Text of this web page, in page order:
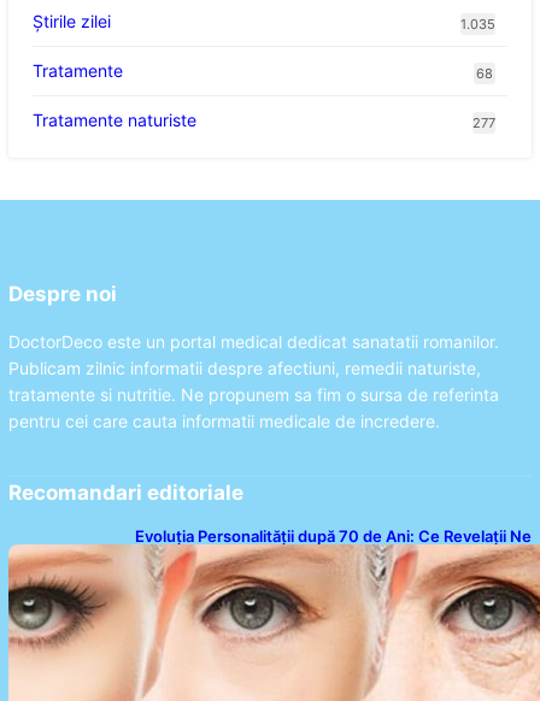
Știrile zilei 1.035
Tratamente 68
Tratamente naturiste 277
Despre noi
DoctorDeco este un portal medical dedicat sanatatii romanilor.
Publicam zilnic informatii despre afectiuni, remedii naturiste,
tratamente si nutritie. Ne propunem sa fim o sursa de referinta
pentru cei care cauta informatii medicale de incredere.
Recomandari editoriale
Evoluția Personalității după 70 de Ani: Ce Revelații Ne
Oferă Studiile Psihologice